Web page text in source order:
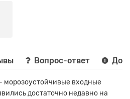
Вопрос-ответ
морозоустойчивые входные
достаточно недавно на